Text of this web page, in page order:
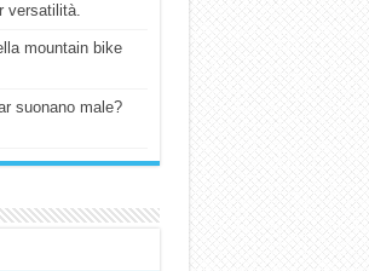
versatilità.
mountain bike
suonano male?